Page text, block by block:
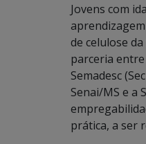
Jovens com
de celulose
parceria
Semadesc
Senai/MS e a
prática, a ser